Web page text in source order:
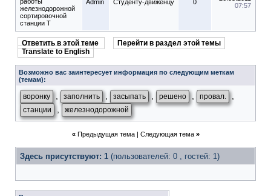
железнодорожной
сортировочной
станции Т
Admin Студенту-движeнцу 0
07:57
Ответить в этой теме
Перейти в раздел этой темы
Translate to English
Возможно вас заинтересует информация по следующим меткам
(темам):
воронку заполнить засыпать решено провал.
станции железнодорожной
« Предыдущая тема| Следующая тема »
Здесь присутствуют: 1 (пользователей: 0 , гостей: 1)